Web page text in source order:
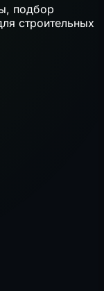
подбор
строительных